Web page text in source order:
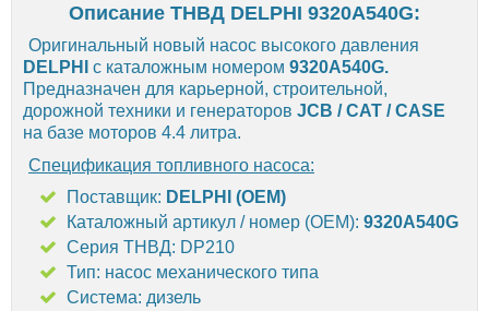
Описание ТНВД DELPHI 9320A540G:
Оригинальный новый насос высокого давления
DELPHI
с каталожным номером 9320A540G.
Предназначен для карьерной, строительной,
дорожной техники и генераторов JCB / CAT / CASE
на базе моторов 4.4 литра.
Спецификация топливного насоса:
Поставщик: DELPHI (OEM)
Каталожный артикул / номер (OEM): 9320A540G
Серия ТНВД: DP210
Тип: насос механического типа
Система: дизель